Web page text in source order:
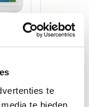
te
te bieden